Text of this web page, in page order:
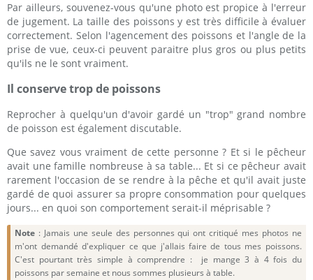
Par ailleurs, souvenez-vous qu'une photo est propice à l'erreur
de jugement. La taille des poissons y est très difficile à évaluer
correctement. Selon l'agencement des poissons et l'angle de la
prise de vue, ceux-ci peuvent paraitre plus gros ou plus petits
qu'ils ne le sont vraiment.
Il conserve trop de poissons
Reprocher à quelqu'un d'avoir gardé un "trop" grand nombre
de poisson est également discutable.
Que savez vous vraiment de cette personne ? Et si le pêcheur
avait une famille nombreuse à sa table... Et si ce pêcheur avait
rarement l'occasion de se rendre à la pêche et qu'il avait juste
gardé de quoi assurer sa propre consommation pour quelques
jours... en quoi son comportement serait-il méprisable ?
Note : Jamais une seule des personnes qui ont critiqué mes photos ne
m'ont demandé d'expliquer ce que j'allais faire de tous mes poissons.
C'est pourtant très simple à comprendre : je mange 3 à 4 fois du
poissons par semaine et nous sommes plusieurs à table.